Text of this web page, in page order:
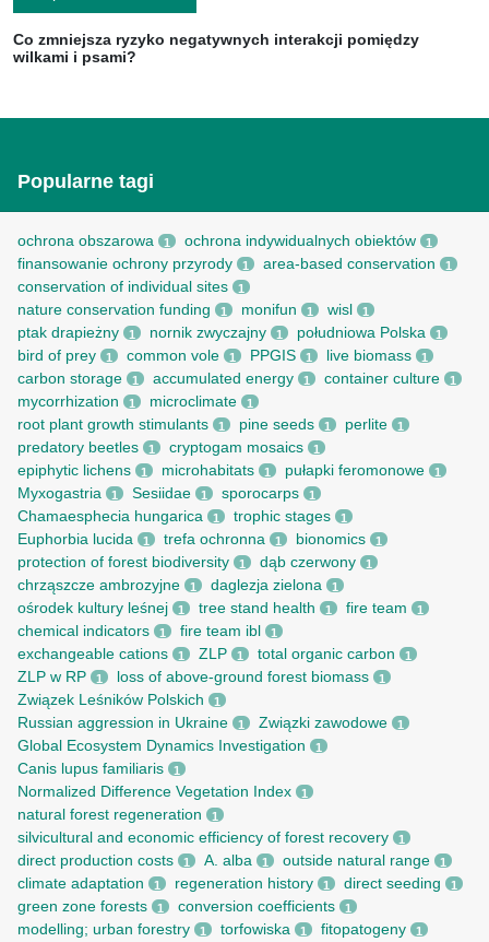
Co zmniejsza ryzyko negatywnych interakcji pomiędzy
wilkami i psami?
Popularne tagi
ochrona obszarowa 1 ochrona indywidualnych obiektów 1
finansowanie ochrony przyrody 1 area-based conservation 1
conservation of individual sites 1
nature conservation funding 1 monifun 1 wisl 1
ptak drapieżny 1 nornik zwyczajny 1 południowa Polska 1
bird of prey 1 common vole 1 PPGIS 1 live biomass 1
carbon storage 1 accumulated energy 1 container culture 1
mycorrhization 1 microclimate 1
root рlant growth stimulants 1 pine seeds 1 perlite 1
predatory beetles 1 cryptogam mosaics 1
epiphytic lichens 1 microhabitats 1 pułapki feromonowe 1
Myxogastria 1 Sesiidae 1 sporocarps 1
Chamaesphecia hungarica 1 trophic stages 1
Euphorbia lucida 1 trefa ochronna 1 bionomics 1
protection of forest biodiversity 1 dąb czerwony 1
chrząszcze ambrozyjne 1 daglezja zielona 1
ośrodek kultury leśnej 1 tree stand health 1 fire team 1
chemical indicators 1 fire team ibl 1
exchangeable cations 1 ZLP 1 total organic carbon 1
ZLP w RP 1 loss of above-ground forest biomass 1
Związek Leśników Polskich 1
Russian aggression in Ukraine 1 Związki zawodowe 1
Global Ecosystem Dynamics Investigation 1
Canis lupus familiaris 1
Normalized Difference Vegetation Index 1
natural forest regeneration 1
silvicultural and economic efficiency of forest recovery 1
direct production costs 1 A. alba 1 outside natural range 1
climate adaptation 1 regeneration history 1 direct seeding 1
green zone forests 1 conversion coefficients 1
modelling; urban forestry 1 torfowiska 1 fitopatogeny 1